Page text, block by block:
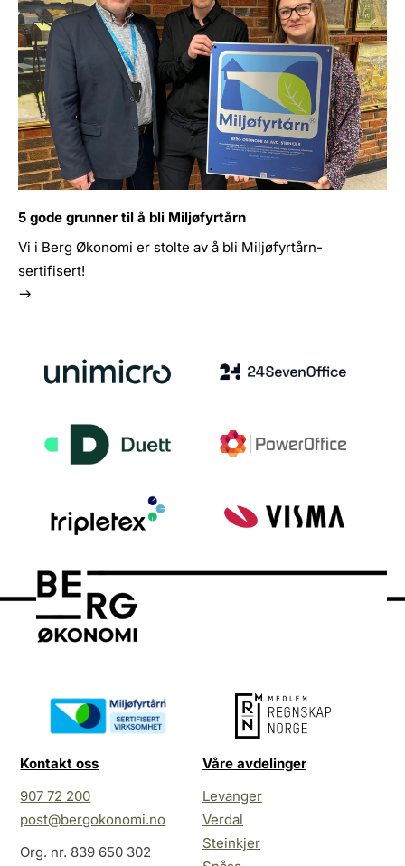
5 gode grunner til å bli Miljøfyrtårn
Vi i Berg Økonomi er stolte av å bli Miljøfyrtårn-
sertifisert!
Kontakt oss
907 72 200
post@bergokonomi.no
Org. nr. 839 650 302
Våre avdelinger
Levanger
Verdal
Steinkjer